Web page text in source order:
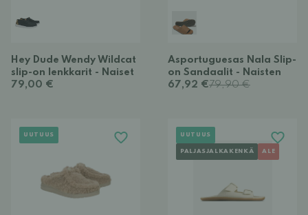
Hey Dude Wendy Wildcat
slip-on lenkkarit - Naiset
79,00 €
Asportuguesas Nala Slip-
on Sandaalit - Naisten
67,92 €79,90 €
UUTUUS UUTUUS
PALJASJALKAKENKÄ ALE